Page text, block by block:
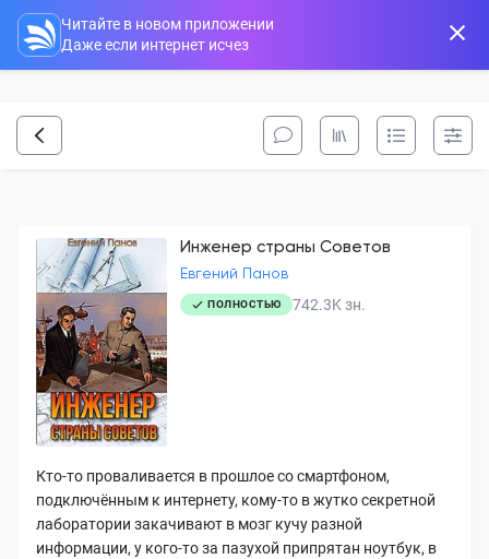
Читайте в новом приложении
Даже если интернет исчез
Инженер страны Советов
Евгений Панов
ПОЛНОСТЬЮ 742.3K зн.
Кто-то проваливается в прошлое со смартфоном,
подключённым к интернету, кому-то в жутко секретной
лаборатории закачивают в мозг кучу разной
информации, у кого-то за пазухой припрятан ноутбук, в